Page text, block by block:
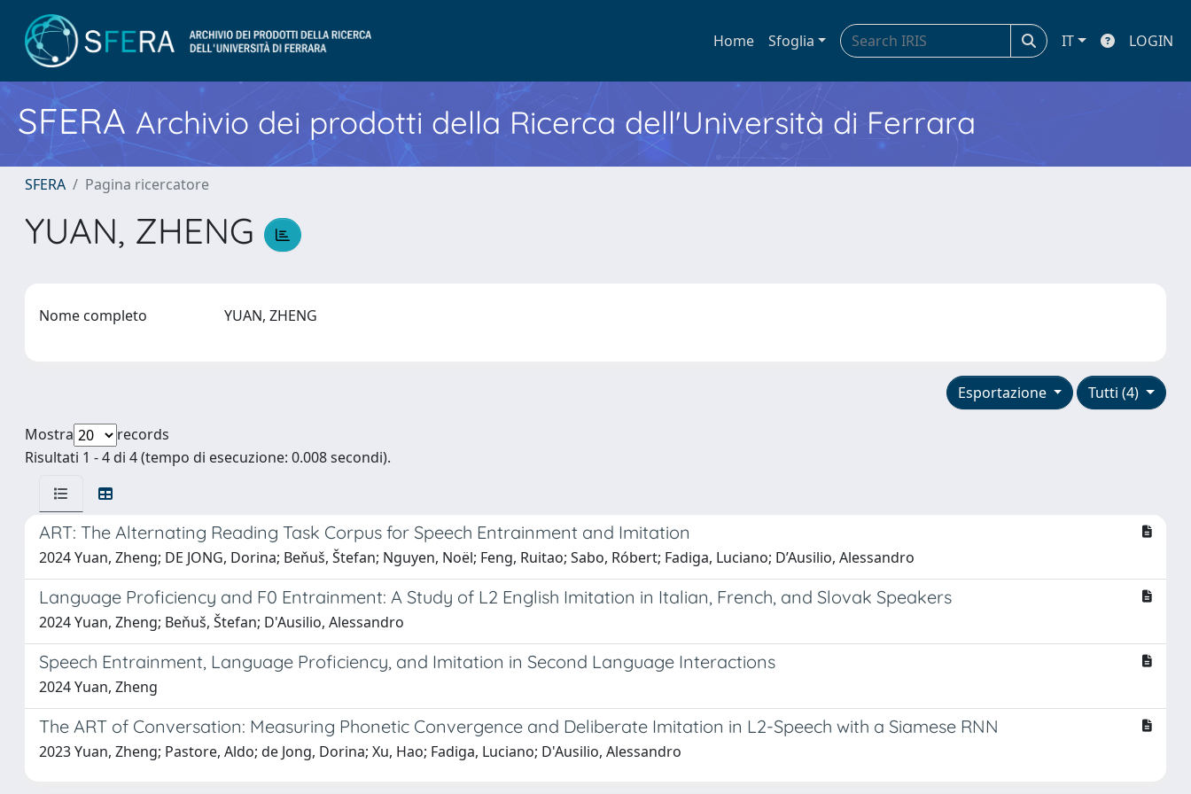
Home Sfoglia IT LOGIN
SFERA Archivio dei prodotti della Ricerca dell'Università di Ferrara
SFERA Pagina ricercatore
YUAN, ZHENG
Nome completo YUAN, ZHENG
Tutti (4)
Esportazione
Mostra
records
Risultati 1 - 4 di 4 (tempo di esecuzione: 0.008 secondi).
ART: The Alternating Reading Task Corpus for Speech Entrainment and Imitation
2024 Yuan, Zheng; DE JONG, Dorina; Beňuš, Štefan; Nguyen, Noël; Feng, Ruitao; Sabo, Róbert; Fadiga, Luciano; D’Ausilio, Alessandro
Language Proficiency and F0 Entrainment: A Study of L2 English Imitation in Italian, French, and Slovak Speakers
2024 Yuan, Zheng; Beňuš, Štefan; D'Ausilio, Alessandro
Speech Entrainment, Language Proficiency, and Imitation in Second Language Interactions
2024 Yuan, Zheng
The ART of Conversation: Measuring Phonetic Convergence and Deliberate Imitation in L2-Speech with a Siamese RNN
2023 Yuan, Zheng; Pastore, Aldo; de Jong, Dorina; Xu, Hao; Fadiga, Luciano; D'Ausilio, Alessandro